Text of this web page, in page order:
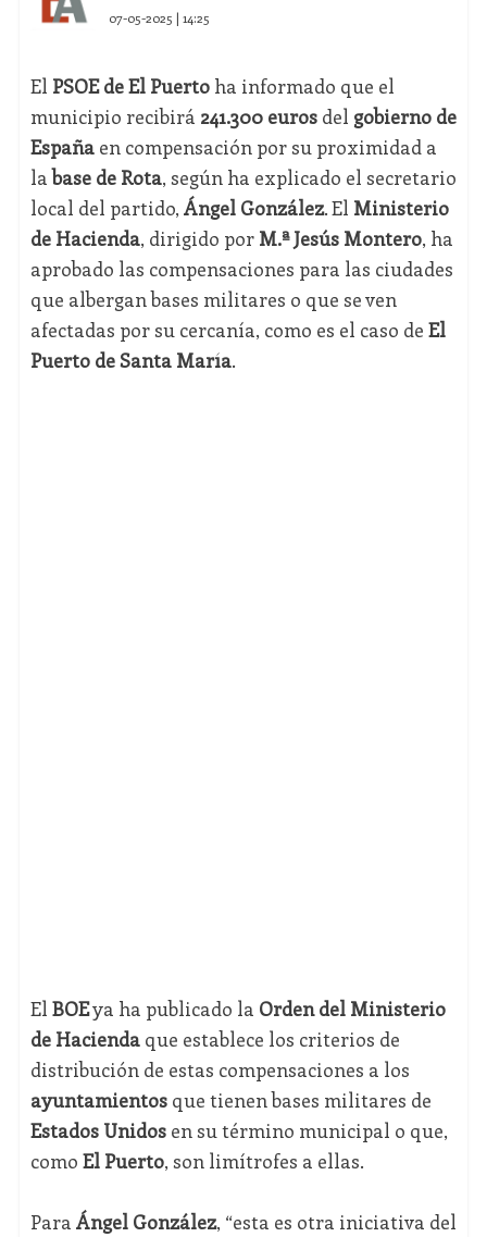
07-05-2025 | 14:25
El PSOE de El Puertoha informado que el
municipio recibirá 241.300 eurosdel gobierno de
Españaen compensación por su proximidad a
labase de Rota, según ha explicado el secretario
local del partido, Ángel González. El Ministerio
de Hacienda, dirigido por M.ª Jesús Montero, ha
aprobado las compensaciones para las ciudades
que albergan bases militares o que se ven
afectadas por su cercanía, como es el caso de El
Puerto de Santa María.
El BOEya ha publicado la Orden del Ministerio
de Haciendaque establece los criterios de
distribución de estas compensaciones a los
ayuntamientosque tienen bases militares de
Estados Unidosen su término municipal o que,
como El Puerto, son limítrofes a ellas.
Para Ángel González, “esta es otra iniciativa del